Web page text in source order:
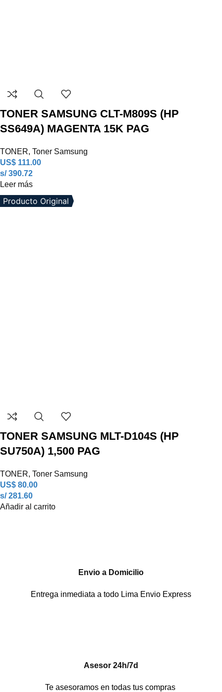
TONER SAMSUNG CLT-M809S (HP
SS649A) MAGENTA 15K PAG
TONER, Toner Samsung
US$ 111.00
s/ 390.72
Leer más
Producto Original
TONER SAMSUNG MLT-D104S (HP
SU750A) 1,500 PAG
TONER, Toner Samsung
US$ 80.00
s/ 281.60
Añadir al carrito
Envio a Domicilio
Entrega inmediata a todo Lima Envio Express
Asesor 24h/7d
Te asesoramos en todas tus compras